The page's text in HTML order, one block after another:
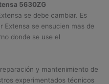
5630ZG
se debe cambiar. Es
Extensa se ensucien mas de
donde se use el
y mantenimiento de
experimentados técnicos